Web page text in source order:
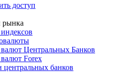
доступ
рынка
Центральных Банков
Forex
центральных банков